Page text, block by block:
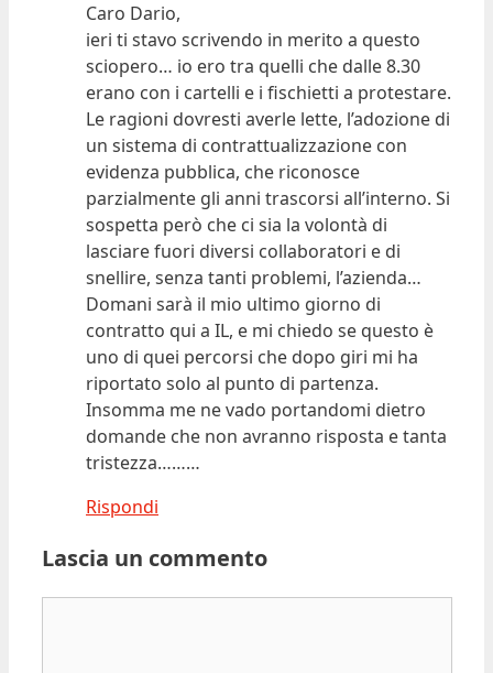
Caro Dario,
ieri ti stavo scrivendo in merito a questo
sciopero… io ero tra quelli che dalle 8.30
erano con i cartelli e i fischietti a protestare.
Le ragioni dovresti averle lette, l’adozione di
un sistema di contrattualizzazione con
evidenza pubblica, che riconosce
parzialmente gli anni trascorsi all’interno. Si
sospetta però che ci sia la volontà di
lasciare fuori diversi collaboratori e di
snellire, senza tanti problemi, l’azienda…
Domani sarà il mio ultimo giorno di
contratto qui a IL, e mi chiedo se questo è
uno di quei percorsi che dopo giri mi ha
riportato solo al punto di partenza.
Insomma me ne vado portandomi dietro
domande che non avranno risposta e tanta
tristezza………
Rispondi
Lascia un commento